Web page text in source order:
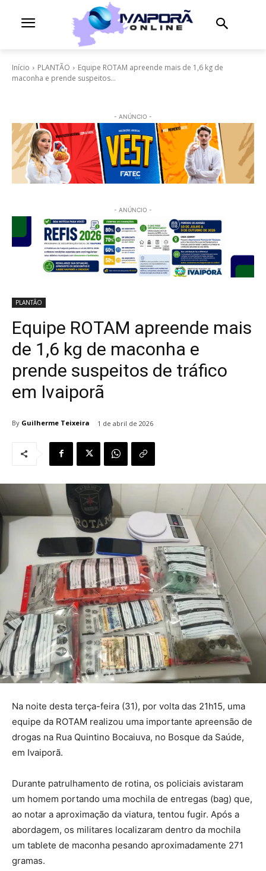
Início PLANTÃO
Equipe ROTAM apreende mais de 1,6 kg de
maconha e prende suspeitos...
- ANÚNCIO -
- ANÚNCIO -
PLANTÃO
Equipe ROTAM apreende mais
de 1,6 kg de maconha e
prende suspeitos de tráfico
em Ivaiporã
By Guilherme Teixeira 1 de abril de 2026
Na noite desta terça-feira (31), por volta das 21h15, uma
equipe da ROTAM realizou uma importante apreensão de
drogas na Rua Quintino Bocaiuva, no Bosque da Saúde,
em Ivaiporã.
Durante patrulhamento de rotina, os policiais avistaram
um homem portando uma mochila de entregas (bag) que,
ao notar a aproximação da viatura, tentou fugir. Após a
abordagem, os militares localizaram dentro da mochila
um tablete de maconha pesando aproximadamente 271
gramas.